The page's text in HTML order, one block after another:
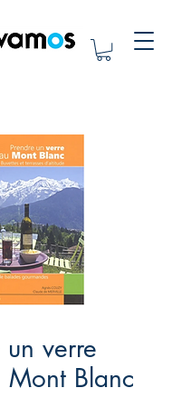
un verre
Mont Blanc